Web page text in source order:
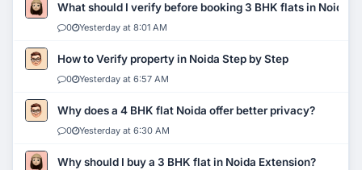
What should I verify before booking 3 BHK flats in Noida?
0 Yesterday at 8:01 AM
How to Verify property in Noida Step by Step
0 Yesterday at 6:57 AM
Why does a 4 BHK flat Noida offer better privacy?
0 Yesterday at 6:30 AM
Why should I buy a 3 BHK flat in Noida Extension?